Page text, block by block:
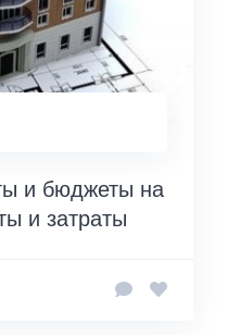
и бюджеты на
и затраты